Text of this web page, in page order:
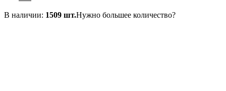
составляла
30₽.
В наличии: 1509 шт.Нужно большее количество?